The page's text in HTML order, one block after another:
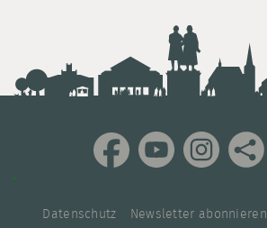
Datenschutz Newsletter abonnieren